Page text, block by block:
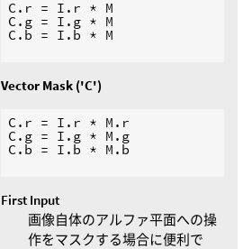
C.r = I.r * M
C.g = I.g * M
C.b = I.b * M
Vector Mask ('C')
C.r = I.r * M.r
C.g = I.g * M.g
C.b = I.b * M.b
First Input
画像自体のアルファ平面への操
作をマスクする場合に便利で